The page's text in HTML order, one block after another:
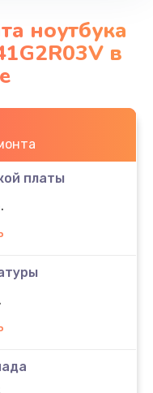
ноутбука
в
платы